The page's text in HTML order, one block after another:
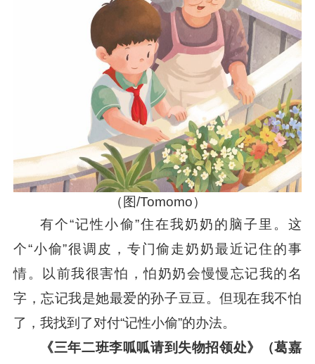
（图/Tomomo）
有个“记性小偷”住在我奶奶的脑子里。这
个“小偷”很调皮，专门偷走奶奶最近记住的事
情。以前我很害怕，怕奶奶会慢慢忘记我的名
字，忘记我是她最爱的孙子豆豆。但现在我不怕
了，我找到了对付“记性小偷”的办法。
《三年二班李呱呱请到失物招领处》（葛嘉